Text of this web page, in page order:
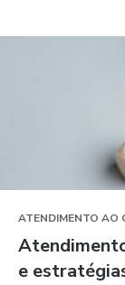
ATENDIMENTO AO
e